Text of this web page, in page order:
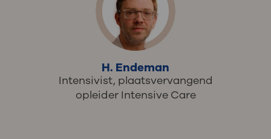
H. Endeman
Intensivist, plaatsvervangend
opleider Intensive Care